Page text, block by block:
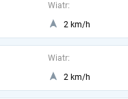
Wiatr:
2 km/h
Wiatr:
2 km/h